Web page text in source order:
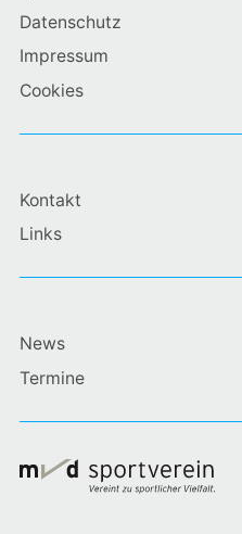
Datenschutz
Impressum
Cookies
Kontakt
Links
News
Termine